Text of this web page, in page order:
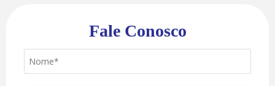
Fale Conosco